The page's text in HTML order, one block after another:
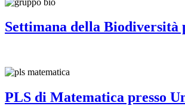
Settimana della Biodiversità
PLS di Matematica presso